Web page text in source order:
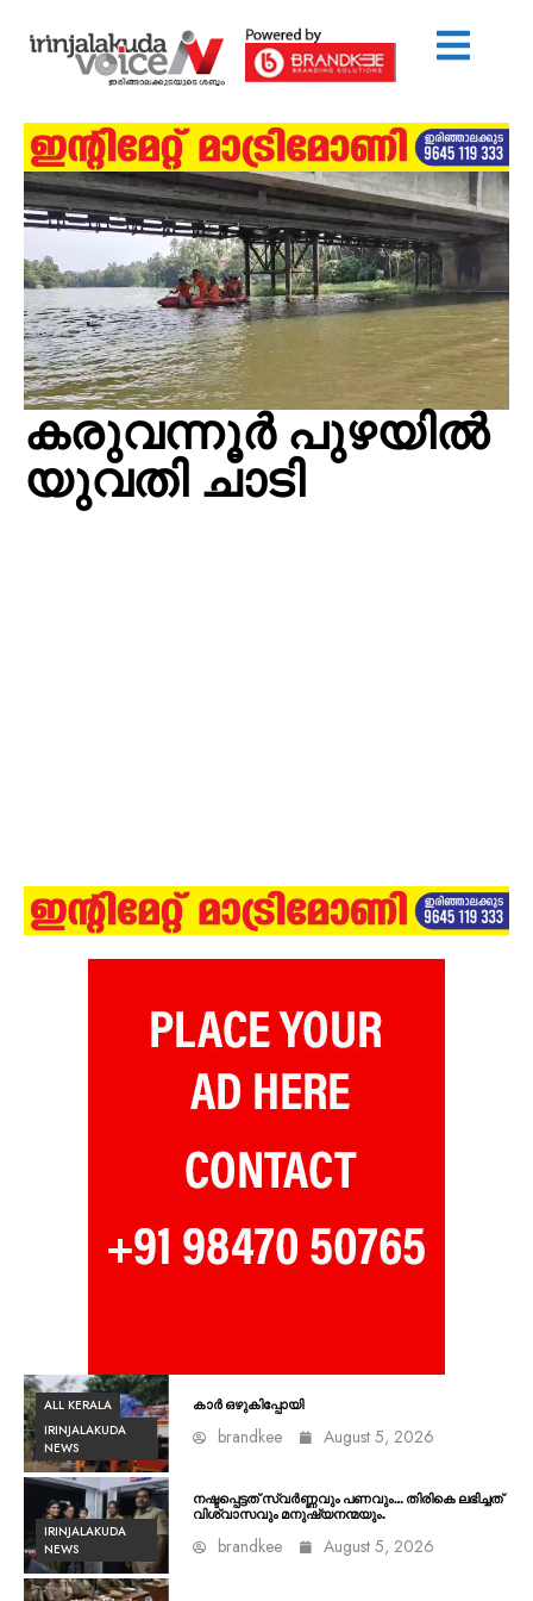
കരുവന്നൂർ പുഴയിൽ
യുവതി ചാടി
ALL KERALA
IRINJALAKUDA
NEWS
കാർ ഒഴുകിപ്പോയി
brandkee August 5, 2026
IRINJALAKUDA
NEWS
നഷ്ടപ്പെട്ടത് സ്വർണ്ണവും പണവും… തിരികെ ലഭിച്ചത്
വിശ്വാസവും മനുഷ്യനന്മയും.
brandkee August 5, 2026